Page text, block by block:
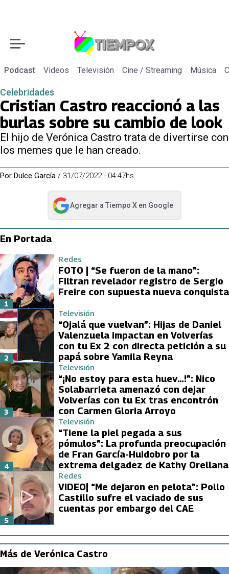
Podcast Videos Televisión Cine / Streaming Música
Celebridades
Cristian Castro reaccionó a las
burlas sobre su cambio de look
El hijo de Verónica Castro trata de divertirse con
los memes que le han creado.
Por Dulce García / 31/07/2022 - 04:47hs
Agregar a Tiempo Xen Google
abre en nueva pestaña
En Portada
Redes
FOTO | “Se fueron de la mano”:
Filtran revelador registro de Sergio
Freire con supuesta nueva conquista
1
Televisión
“Ojalá que vuelvan”: Hijas de Daniel
Valenzuela impactan en Volverías
con tu Ex 2 con directa petición a su
papá sobre Yamila Reyna
2
Televisión
“¡No estoy para esta huev…!”: Nico
Solabarrieta amenazó con dejar
Volverías con tu Ex tras encontrón
con Carmen Gloria Arroyo
3
Televisión
“Tiene la piel pegada a sus
pómulos”: La profunda preocupación
de Fran García-Huidobro por la
extrema delgadez de Kathy Orellana
4
Redes
VIDEO| “Me dejaron en pelota”: Pollo
Castillo sufre el vaciado de sus
cuentas por embargo del CAE
5
Más de Verónica Castro